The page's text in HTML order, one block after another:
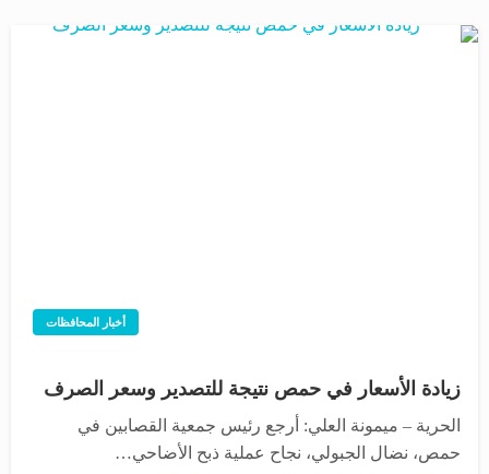
أخبار المحافظات
زيادة الأسعار في حمص نتيجة للتصدير وسعر الصرف
الحرية – ميمونة العلي: أرجع رئيس جمعية القصابين في
حمص، نضال الجبولي، نجاح عملية ذبح الأضاحي…